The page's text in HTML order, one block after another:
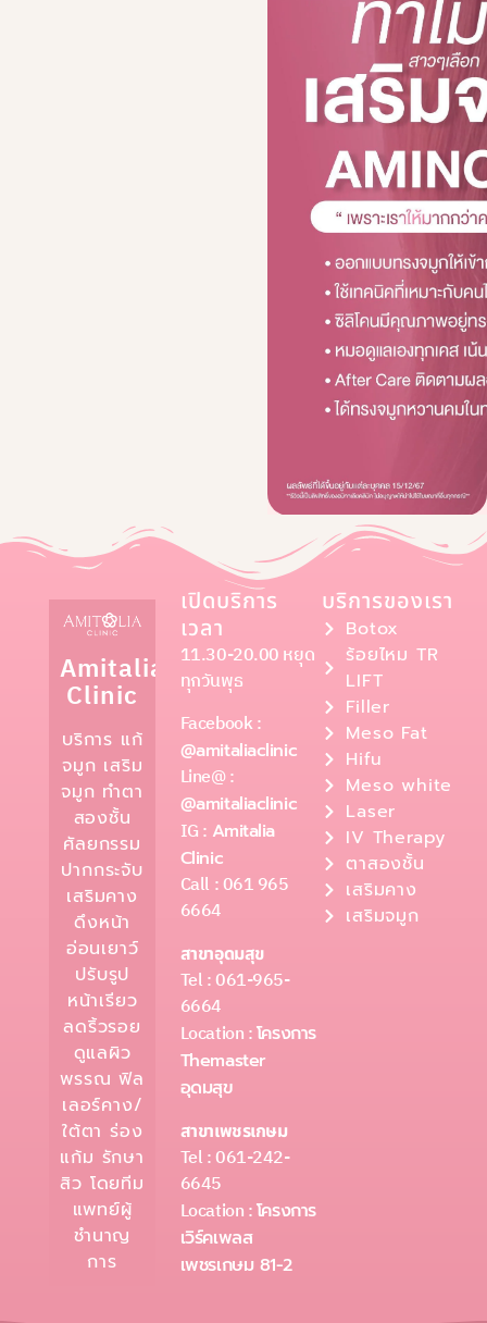
Amitalia
Clinic
บริการ แก้
จมูก เสริม
จมูก ทำตา
สองชั้น
ศัลยกรรม
ปากกระจับ
เสริมคาง
ดึงหน้า
อ่อนเยาว์
ปรับรูป
หน้าเรียว
ลดริ้วรอย
ดูแลผิว
พรรณ ฟิล
เลอร์คาง/
ใต้ตา ร่อง
แก้ม รักษา
สิว โดยทีม
แพทย์ผู้
ชำนาญ
การ
เปิดบริการ
เวลา
11.30-20.00 หยุด
ทุกวันพุธ
Facebook :
@amitaliaclinic
Line@ :
@amitaliaclinic
IG : Amitalia
Clinic
Call : 061 965
6664
สาขาอุดมสุข
Tel : 061-965-
6664
Location :โครงการ
Themaster
อุดมสุข
สาขาเพชรเกษม
Tel : 061-242-
6645
Location :โครงการ
เวิร์คเพลส
เพชรเกษม 81-2
บริการของเรา
Botox
ร้อยไหม TR
LIFT
Filler
Meso Fat
Hifu
Meso white
Laser
IV Therapy
ตาสองชั้น
เสริมคาง
เสริมจมูก